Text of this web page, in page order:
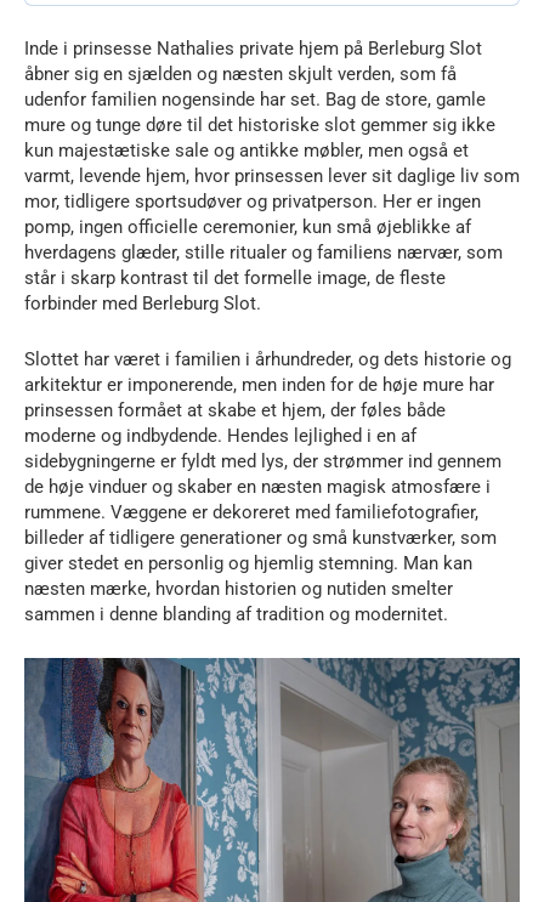
Inde i prinsesse Nathalies private hjem på Berleburg Slot
åbner sig en sjælden og næsten skjult verden, som få
udenfor familien nogensinde har set. Bag de store, gamle
mure og tunge døre til det historiske slot gemmer sig ikke
kun majestætiske sale og antikke møbler, men også et
varmt, levende hjem, hvor prinsessen lever sit daglige liv som
mor, tidligere sportsudøver og privatperson. Her er ingen
pomp, ingen officielle ceremonier, kun små øjeblikke af
hverdagens glæder, stille ritualer og familiens nærvær, som
står i skarp kontrast til det formelle image, de fleste
forbinder med Berleburg Slot.
Slottet har været i familien i århundreder, og dets historie og
arkitektur er imponerende, men inden for de høje mure har
prinsessen formået at skabe et hjem, der føles både
moderne og indbydende. Hendes lejlighed i en af
sidebygningerne er fyldt med lys, der strømmer ind gennem
de høje vinduer og skaber en næsten magisk atmosfære i
rummene. Væggene er dekoreret med familiefotografier,
billeder af tidligere generationer og små kunstværker, som
giver stedet en personlig og hjemlig stemning. Man kan
næsten mærke, hvordan historien og nutiden smelter
sammen i denne blanding af tradition og modernitet.